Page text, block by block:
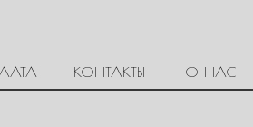
КОНТАКТЫ О НАС